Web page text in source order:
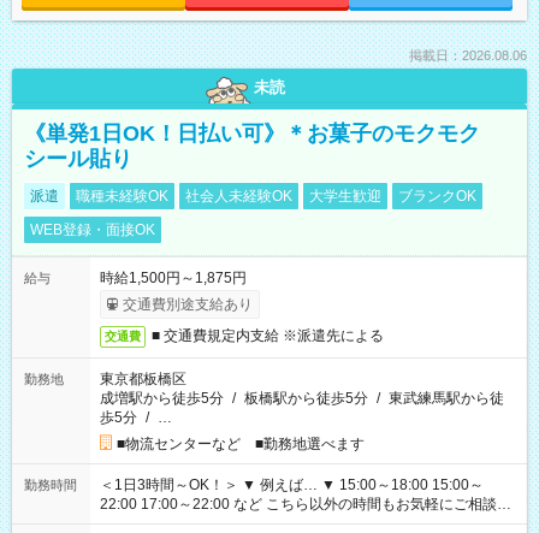
掲載日：2026.08.06
未読
《単発1日OK！日払い可》＊お菓子のモクモク
シール貼り
派遣 職種未経験OK 社会人未経験OK 大学生歓迎
ブランクOK
WEB登録・面接OK
給与
時給1,500円～1,875円
交通費別途支給あり
交通費 ■ 交通費規定内支給 ※派遣先による
勤務地
東京都板橋区
成増駅から徒歩5分 / 板橋駅から徒歩5分 / 東武練馬駅から徒
歩5分 / …
■物流センターなど ■勤務地選べます
勤務時間
＜1日3時間～OK！＞ ▼ 例えば… ▼ 15:00～18:00 15:00～
22:00 17:00～22:00 など こちら以外の時間もお気軽にご相談く
ださい！